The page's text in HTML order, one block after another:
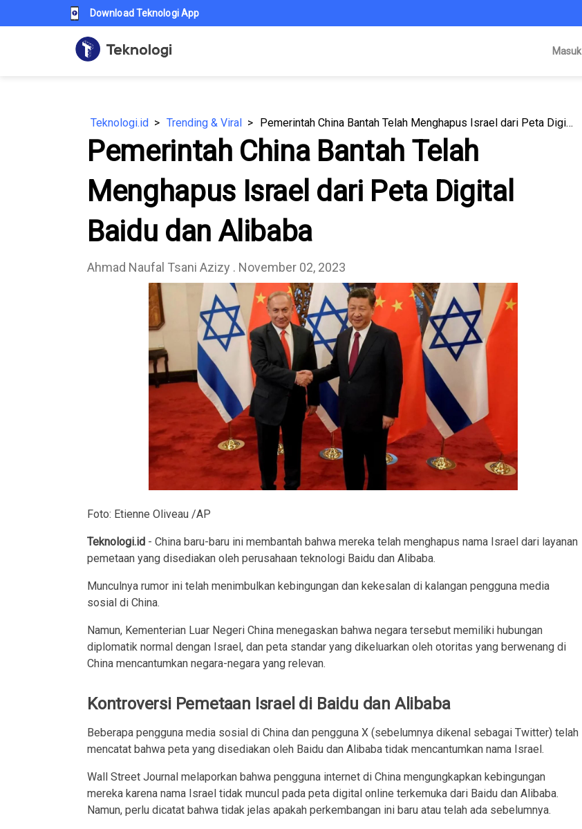
Download Teknologi App
Masuk
Teknologi.id Trending & Viral Pemerintah China Bantah Telah Menghapus Israel dari Peta Digital Baidu dan Alibaba
Pemerintah China Bantah Telah
Menghapus Israel dari Peta Digital
Baidu dan Alibaba
Ahmad Naufal Tsani Azizy . November 02, 2023
Foto: Etienne Oliveau /AP
Teknologi.id - China baru-baru ini membantah bahwa mereka telah menghapus nama Israel dari layanan
pemetaan yang disediakan oleh perusahaan teknologi Baidu dan Alibaba.
Munculnya rumor ini telah menimbulkan kebingungan dan kekesalan di kalangan pengguna media
sosial di China.
Namun, Kementerian Luar Negeri China menegaskan bahwa negara tersebut memiliki hubungan
diplomatik normal dengan Israel, dan peta standar yang dikeluarkan oleh otoritas yang berwenang di
China mencantumkan negara-negara yang relevan.
Kontroversi Pemetaan Israel di Baidu dan Alibaba
Beberapa pengguna media sosial di China dan pengguna X (sebelumnya dikenal sebagai Twitter) telah
mencatat bahwa peta yang disediakan oleh Baidu dan Alibaba tidak mencantumkan nama Israel.
Wall Street Journal melaporkan bahwa pengguna internet di China mengungkapkan kebingungan
mereka karena nama Israel tidak muncul pada peta digital online terkemuka dari Baidu dan Alibaba.
Namun, perlu dicatat bahwa tidak jelas apakah perkembangan ini baru atau telah ada sebelumnya.